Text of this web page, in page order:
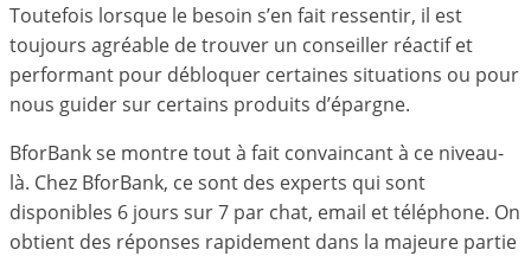
Toutefois lorsque le besoin s’en fait ressentir, il est
toujours agréable de trouver un conseiller réactif et
performant pour débloquer certaines situations ou pour
nous guider sur certains produits d’épargne.
BforBank se montre tout à fait convaincant à ce niveau-
là. Chez BforBank, ce sont des experts qui sont
disponibles 6 jours sur 7 par chat, email et téléphone. On
obtient des réponses rapidement dans la majeure partie